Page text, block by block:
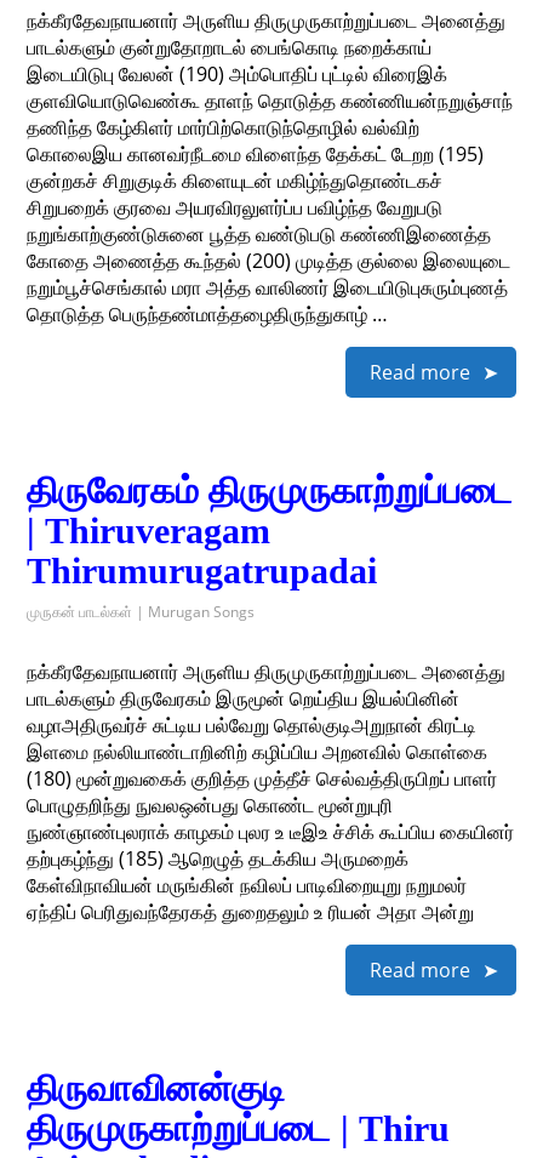
நக்கீரதேவநாயனார் அருளிய திருமுருகாற்றுப்படை அனைத்து
பாடல்களும் குன்றுதோறாடல் பைங்கொடி நறைக்காய்
இடையிடுபு வேலன் (190) அம்பொதிப் புட்டில் விரைஇக்
குளவியொடுவெண்கூ தாளந் தொடுத்த கண்ணியன்நறுஞ்சாந்
தணிந்த கேழ்கிளர் மார்பிற்கொடுந்தொழில் வல்விற்
கொலைஇய கானவர்நீடமை விளைந்த தேக்கட் டேறற (195)
குன்றகச் சிறுகுடிக் கிளையுடன் மகிழ்ந்துதொண்டகச்
சிறுபறைக் குரவை அயரவிரலுளர்ப்ப பவிழ்ந்த வேறுபடு
நறுங்காற்குண்டுசுனை பூத்த வண்டுபடு கண்ணிஇணைத்த
கோதை அணைத்த கூந்தல் (200) முடித்த குல்லை இலையுடை
நறும்பூச்செங்கால் மரா அத்த வாலிணர் இடையிடுபுசுரும்புணத்
தொடுத்த பெருந்தண்மாத்தழைதிருந்துகாழ் …
Read more
திருவேரகம் திருமுருகாற்றுப்படை
| Thiruveragam
Thirumurugatrupadai
முருகன் பாடல்கள் | Murugan Songs
நக்கீரதேவநாயனார் அருளிய திருமுருகாற்றுப்படை அனைத்து
பாடல்களும் திருவேரகம் இருமூன் றெய்திய இயல்பினின்
வழாஅதிருவர்ச் சுட்டிய பல்வேறு தொல்குடிஅறுநான் கிரட்டி
இளமை நல்லியாண்டாறினிற் கழிப்பிய அறனவில் கொள்கை
(180) மூன்றுவகைக் குறித்த முத்தீச் செல்வத்திருபிறப் பாளர்
பொழுதறிந்து நுவலஒன்பது கொண்ட மூன்றுபுரி
நுண்ஞாண்புலராக் காழகம் புலர உ டீஇஉ ச்சிக் கூப்பிய கையினர்
தற்புகழ்ந்து (185) ஆறெழுத் தடக்கிய அருமறைக்
கேள்விநாவியன் மருங்கின் நவிலப் பாடிவிறையுறு நறுமலர்
ஏந்திப் பெரிதுவந்தேரகத் துறைதலும் உ ரியன் அதா அன்று
Read more
திருவாவினன்குடி
திருமுருகாற்றுப்படை | Thiru